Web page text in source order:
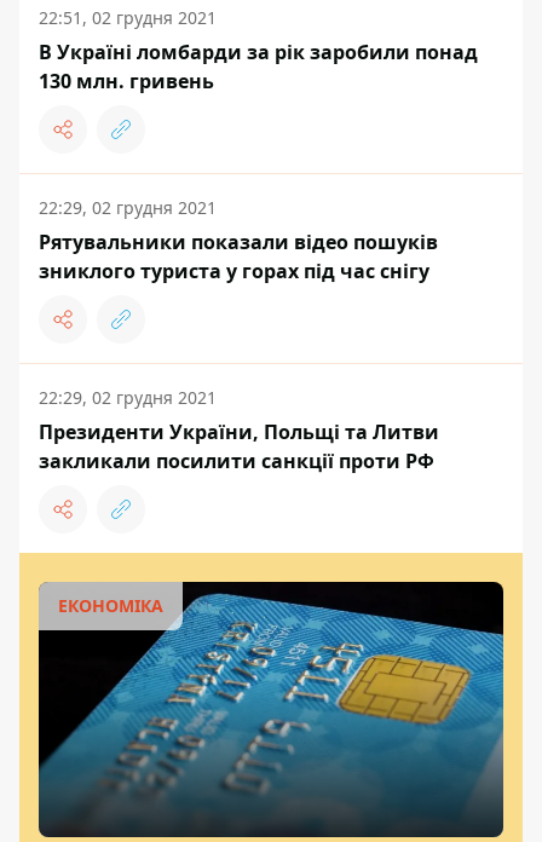
22:51, 02 грудня 2021
В Україні ломбарди за рік заробили понад
130 млн. гривень
22:29, 02 грудня 2021
Рятувальники показали відео пошуків
зниклого туриста у горах під час снігу
22:29, 02 грудня 2021
Президенти України, Польщі та Литви
закликали посилити санкції проти РФ
ЕКОНОМІКА